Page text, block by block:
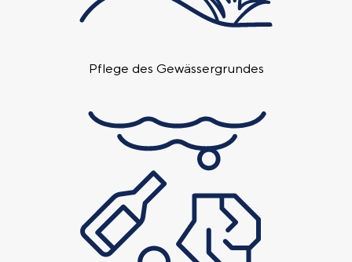
Pflege des Gewässer­grundes